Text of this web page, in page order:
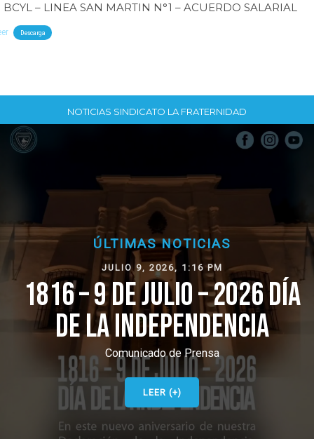
BCYL – LINEA SAN MARTIN N°1 – ACUERDO SALARIAL
Descarga
NOTICIAS SINDICATO LA FRATERNIDAD
ÚLTIMAS NOTICIAS
JULIO 9, 2026, 1:16 PM
1816 – 9 DE JULIO – 2026 DÍA
DE LA INDEPENDENCIA
Comunicado de Prensa
LEER (+)